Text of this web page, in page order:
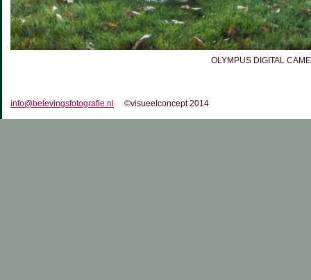
OLYMPUS DIGITAL
info@belevingsfotografie.nl ©visueelconcept 2014